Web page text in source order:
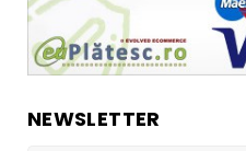
NEWSLETTER